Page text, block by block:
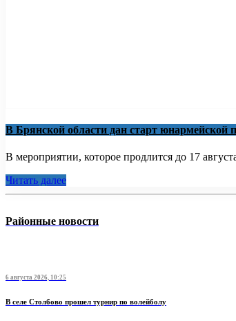
В Брянской области дан старт юнармейской
В мероприятии, которое продлится до 17
Читать далее
Районные новости
6 августа 2026, 10:25
В селе Столбово прошел турнир по волейболу